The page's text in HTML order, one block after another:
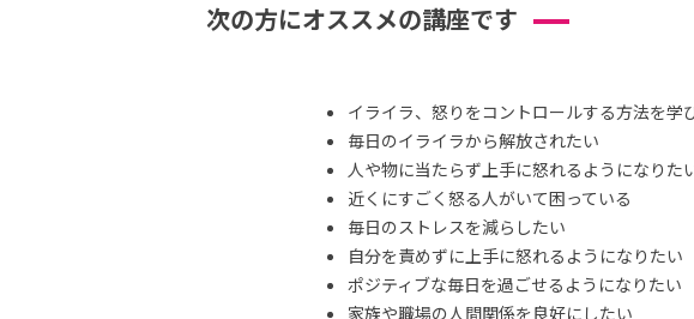
次の方にオススメの講座です
イライラ、怒りをコントロールする方法を学
毎日のイライラから解放されたい
人や物に当たらず上手に怒れるようになりた
近くにすごく怒る人がいて困っている
毎日のストレスを減らしたい
自分を責めずに上手に怒れるようになりたい
ポジティブな毎日を過ごせるようになりたい
家族や職場の人間関係を良好にしたい